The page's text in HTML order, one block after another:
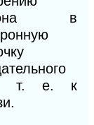
в
т. е. к